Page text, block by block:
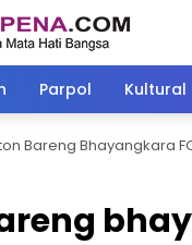
Parpol Kultural
Bareng Bhayangkara